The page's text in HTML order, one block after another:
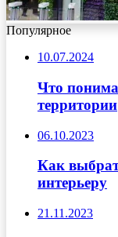
Популярное
10.07.2024
Что
территории
06.10.2023
Как
интерьеру
21.11.2023